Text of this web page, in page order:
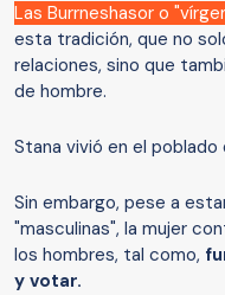
Las Burrneshasor o
esta tradición, que no
relaciones, sino que
de hombre.
Stana vivió en el
Sin embargo, pese a
"masculinas", la mujer
los hombres, tal como,
y votar.